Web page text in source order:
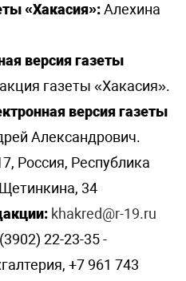
«Хакасия»:Алехина
версия газеты
газеты «Хакасия».
версия газеты
Александрович.
Россия, Республика
34
khakred@r-19.ru
22-23-35 -
+7 961 743